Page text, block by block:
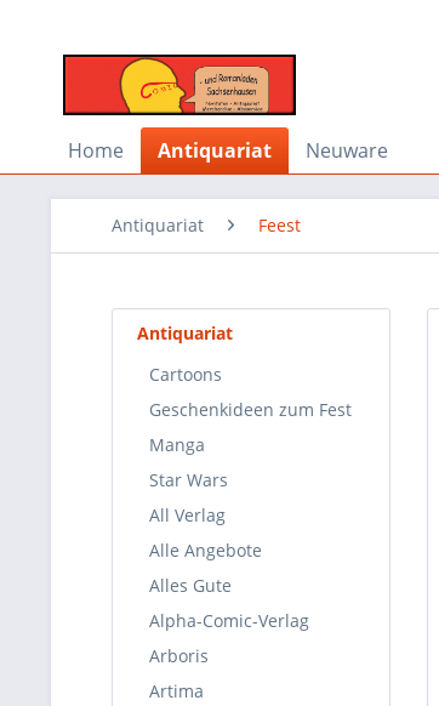
Home Antiquariat Neuware
Antiquariat Feest
Antiquariat
Cartoons
Geschenkideen zum Fest
Manga
Star Wars
All Verlag
Alle Angebote
Alles Gute
Alpha-Comic-Verlag
Arboris
Artima